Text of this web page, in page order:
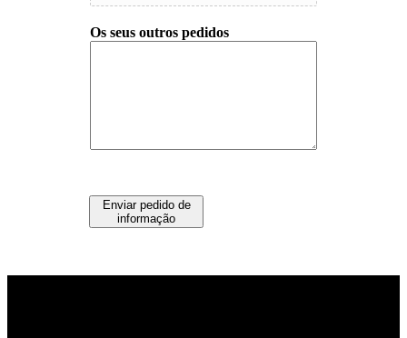
Os seus outros pedidos
Enviar pedido de
informação